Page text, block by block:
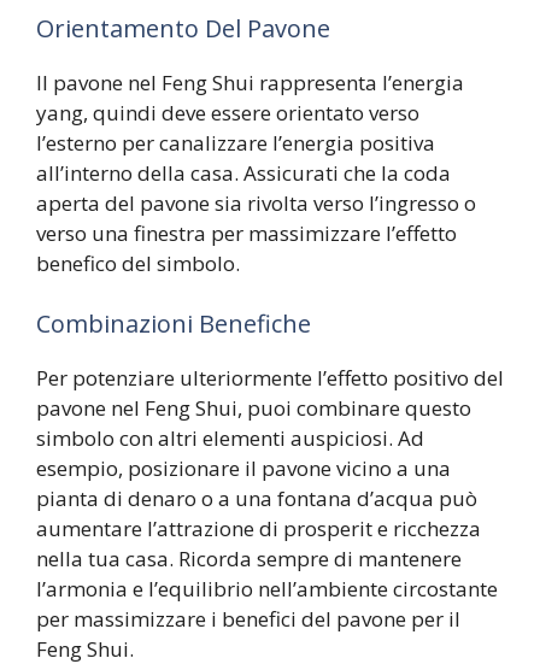
Orientamento Del Pavone
Il pavone nel Feng Shui rappresenta l’energia
yang, quindi deve essere orientato verso
l’esterno per canalizzare l’energia positiva
all’interno della casa. Assicurati che la coda
aperta del pavone sia rivolta verso l’ingresso o
verso una finestra per massimizzare l’effetto
benefico del simbolo.
Combinazioni Benefiche
Per potenziare ulteriormente l’effetto positivo del
pavone nel Feng Shui, puoi combinare questo
simbolo con altri elementi auspiciosi. Ad
esempio, posizionare il pavone vicino a una
pianta di denaro o a una fontana d’acqua può
aumentare l’attrazione di prosperit e ricchezza
nella tua casa. Ricorda sempre di mantenere
l’armonia e l’equilibrio nell’ambiente circostante
per massimizzare i benefici del pavone per il
Feng Shui.